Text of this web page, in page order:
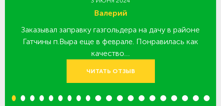
Валерий
Заказывал заправку газгольдера на дачу в районе
Гатчины п.Выра еще в феврале. Понравилась как
качество…
ЧИТАТЬ ОТЗЫВ
1 2 3 4 5 6 7 8 9 10 11 12 13 14 15 16 17 18 19 20